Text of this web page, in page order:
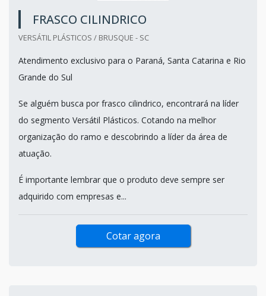
FRASCO CILINDRICO
VERSÁTIL PLÁSTICOS / BRUSQUE - SC
Atendimento exclusivo para o Paraná, Santa Catarina e Rio
Grande do Sul
Se alguém busca por frasco cilindrico, encontrará na líder
do segmento Versátil Plásticos. Cotando na melhor
organização do ramo e descobrindo a líder da área de
atuação.
É importante lembrar que o produto deve sempre ser
adquirido com empresas e...
Cotar agora